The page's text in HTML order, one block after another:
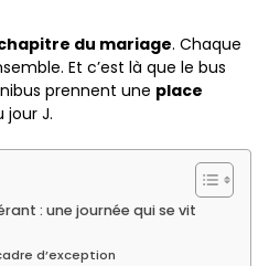
du mariage. Chaque
Et c’est là que le bus
prennent une place
jour J.
: une journée qui se vit
d’exception